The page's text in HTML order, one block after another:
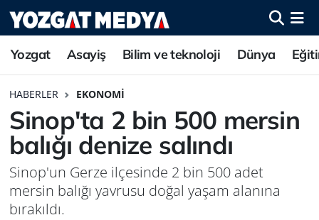
Yozgat Asayiş Bilim ve teknoloji Dünya
HABERLER EKONOMI
Sinop'ta 2 bin 500 mersin
balığı denize salındı
Sinop'un Gerze ilçesinde 2 bin 500 adet
mersin balığı yavrusu doğal yaşam alanına
bırakıldı.